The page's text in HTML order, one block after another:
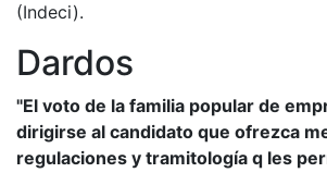
(Indeci).
Dardos
"El voto de la familia popular de
dirigirse al candidato que ofrezca
regulaciones y tramitología q les